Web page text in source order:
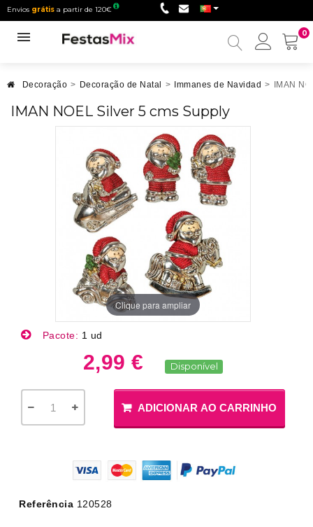
Envios grátis a partir de 120€
0
Minha
Decoração > Decoração de Natal > Immanes de Navidad > IMAN
IMAN NOEL Silver 5 cms Supply
Clique para ampliar
Pacote: 1 ud
2,99 € Disponível
ADICIONAR AO CARRINHO
Referência 120528